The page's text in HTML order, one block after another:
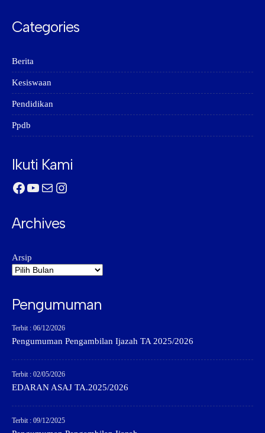
Categories
Berita
Kesiswaan
Pendidikan
Ppdb
Ikuti Kami
Facebook
YouTube
MailInstagram
Archives
Arsip
Pengumuman
Terbit : 06/12/2026
Pengumuman Pengambilan Ijazah TA 2025/2026
Terbit : 02/05/2026
EDARAN ASAJ TA.2025/2026
Terbit : 09/12/2025